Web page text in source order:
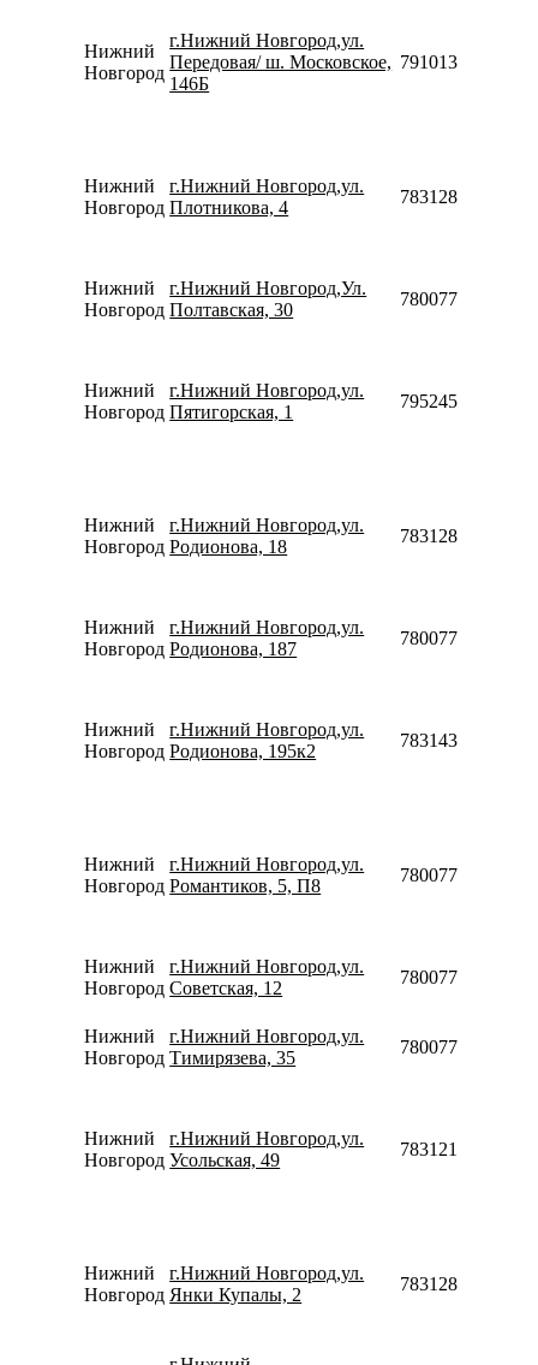
Нижний
Новгород
г.Нижний Новгород,ул.
Передовая/ ш. Московское,
146Б
79101388165
Нижний
Новгород
г.Нижний Новгород,ул.
Плотникова, 4
78312820046
Нижний
Новгород
г.Нижний Новгород,Ул.
Полтавская, 30
78007753553
Нижний
Новгород
г.Нижний Новгород,ул.
Пятигорская, 1
79524587727
Нижний
Новгород
г.Нижний Новгород,ул.
Родионова, 18
78312809751
Нижний
Новгород
г.Нижний Новгород,ул.
Родионова, 187
78007753553
Нижний
Новгород
г.Нижний Новгород,ул.
Родионова, 195к2
78314351967
Нижний
Новгород
г.Нижний Новгород,ул.
Романтиков, 5, П8
78007753553
Нижний
Новгород
г.Нижний Новгород,ул.
Советская, 12
78007753553
Нижний
Новгород
г.Нижний Новгород,ул.
Тимирязева, 35
78007753553
Нижний
Новгород
г.Нижний Новгород,ул.
Усольская, 49
78312135333
Нижний
Новгород
г.Нижний Новгород,ул.
Янки Купалы, 2
78312820045